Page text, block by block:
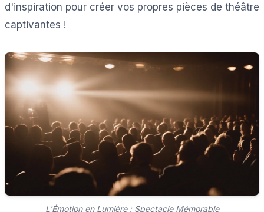
d'inspiration pour créer vos propres pièces de théâtre
captivantes !
L'Émotion en Lumière : Spectacle Mémorable